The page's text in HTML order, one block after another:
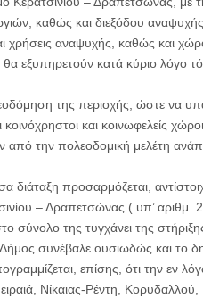
καθώς και διεξόδου
χρήσεις αναψυχής, καθώς και
θα εξυπηρετούν κατά κύριο λόγο
της περιοχής, ώστε να
κοινόχρηστοι και κοινωφελείς
από την πολεοδομική μελέτη
διάταξη προσαρμόζεται,
– Δραπετσώνας ( υπ’
σύνολο της τυγχάνει της
συνέβαλε ουσιωδώς και το
επίσης, ότι την εν
Νίκαιας-Ρέντη,